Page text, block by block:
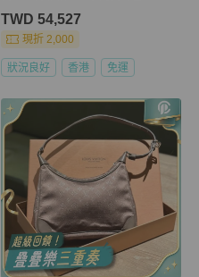
TWD 54,527
現折 2,000
狀況良好 香港 免運